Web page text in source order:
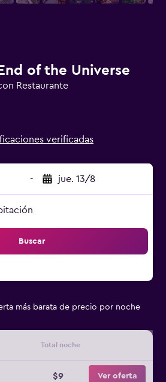
of the Universe
Restaurante
verificadas
- jue. 13/8
Buscar
más barata de precio por noche
Total noche
$9 Ver oferta